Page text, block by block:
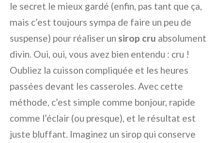
le secret le mieux gardé (enfin, pas tant que ça,
mais c’est toujours sympa de faire un peu de
suspense) pour réaliser un sirop cru absolument
divin. Oui, oui, vous avez bien entendu : cru !
Oubliez la cuisson compliquée et les heures
passées devant les casseroles. Avec cette
méthode, c’est simple comme bonjour, rapide
comme l’éclair (ou presque), et le résultat est
juste bluffant. Imaginez un sirop qui conserve